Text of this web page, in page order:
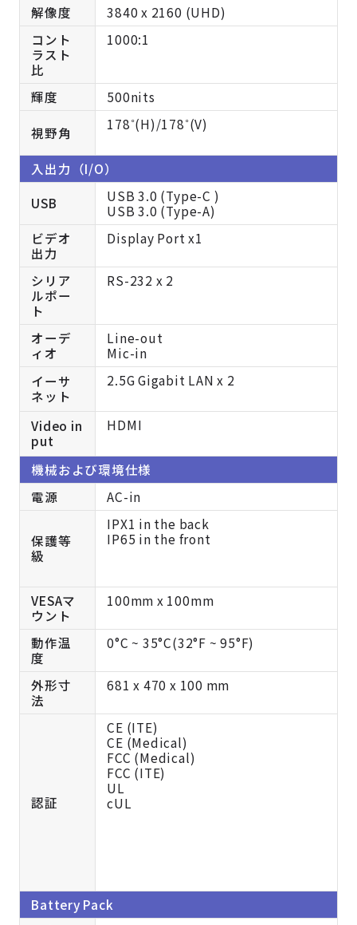
解像度
3840 x 2160 (UHD)
コント
ラスト
比
1000:1
輝度 500nits
視野角 178˚(H)/178˚(V)
入出力（I/O）
USB
USB 3.0 (Type-C )
USB 3.0 (Type-A)
ビデオ
出力
Display Port x1
シリア
ルポー
ト
RS-232 x 2
オーデ
ィオ
Line-out
Mic-in
イーサ
ネット
2.5G Gigabit LAN x 2
Video in
put
HDMI
機械および環境仕様
電源
AC-in
保護等
級
IPX1 in the back
IP65 in the front
VESAマ
ウント
100mm x 100mm
動作温
度
0°C ~ 35°C(32°F ~ 95°F)
外形寸
法
681 x 470 x 100 mm
認証
CE (ITE)
CE (Medical)
FCC (Medical)
FCC (ITE)
UL
cUL
Battery Pack